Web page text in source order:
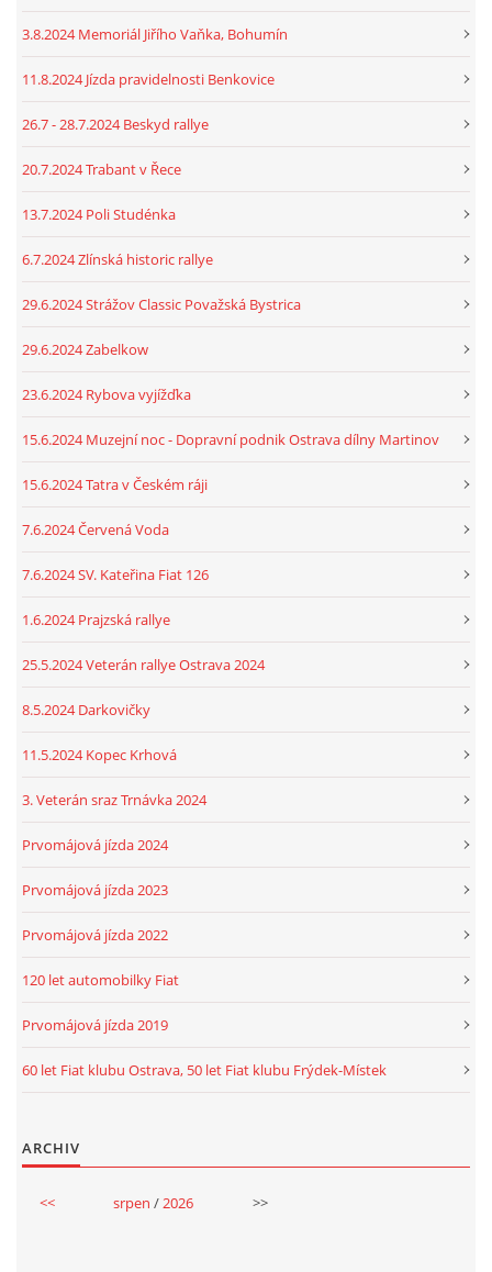
3.8.2024 Memoriál Jiřího Vaňka, Bohumín
11.8.2024 Jízda pravidelnosti Benkovice
26.7 - 28.7.2024 Beskyd rallye
20.7.2024 Trabant v Řece
13.7.2024 Poli Studénka
6.7.2024 Zlínská historic rallye
29.6.2024 Strážov Classic Považská Bystrica
29.6.2024 Zabelkow
23.6.2024 Rybova vyjížďka
15.6.2024 Muzejní noc - Dopravní podnik Ostrava dílny Martinov
15.6.2024 Tatra v Českém ráji
7.6.2024 Červená Voda
7.6.2024 SV. Kateřina Fiat 126
1.6.2024 Prajzská rallye
25.5.2024 Veterán rallye Ostrava 2024
8.5.2024 Darkovičky
11.5.2024 Kopec Krhová
3. Veterán sraz Trnávka 2024
Prvomájová jízda 2024
Prvomájová jízda 2023
Prvomájová jízda 2022
120 let automobilky Fiat
Prvomájová jízda 2019
60 let Fiat klubu Ostrava, 50 let Fiat klubu Frýdek-Místek
ARCHIV
<< srpen / 2026 >>